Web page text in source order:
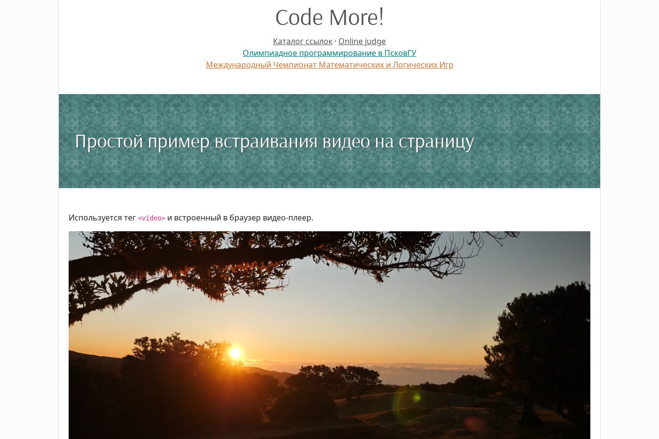
Code More!
Каталог ссылок · Online judge
Олимпиадное программирование в ПсковГУ
Международный Чемпионат Математических и Логических Игр
Простой пример встраивания видео на страницу
Используется тег <video> и встроенный в браузер видео-плеер.